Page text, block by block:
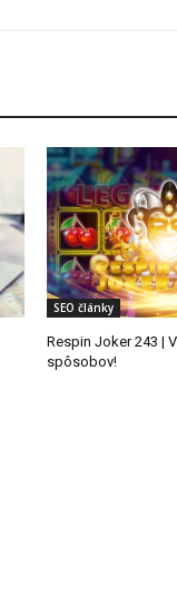
SEO články
Respin Joker 243 |
spôsobov!